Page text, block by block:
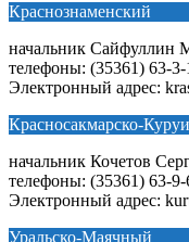
Краснознаменский
начальник Сайфуллин
телефоны: (35361) 63-3-
Электронный адрес:
Красносакмарско-
начальник Кочетов
телефоны: (35361) 63-9-
Электронный адрес:
Уральско-Маячный